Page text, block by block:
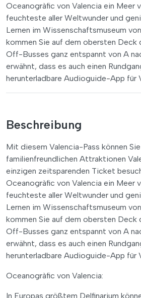
Oceanogràfic von Valencia ein Meer
feuchteste aller Weltwunder und
Lernen im Wissenschaftsmuseum
kommen Sie auf dem obersten
Off-Busses ganz entspannt von A
erwähnt, dass es auch einen
herunterladbare Audioguide-App für
Beschreibung
Mit diesem Valencia-Pass können
familienfreundlichen Attraktionen
einzigen zeitsparenden Ticket
Oceanogràfic von Valencia ein Meer
feuchteste aller Weltwunder und
Lernen im Wissenschaftsmuseum
kommen Sie auf dem obersten
Off-Busses ganz entspannt von A
erwähnt, dass es auch einen
herunterladbare Audioguide-App für
Oceanogràfic von Valencia:
In Europas größtem Delfinarium